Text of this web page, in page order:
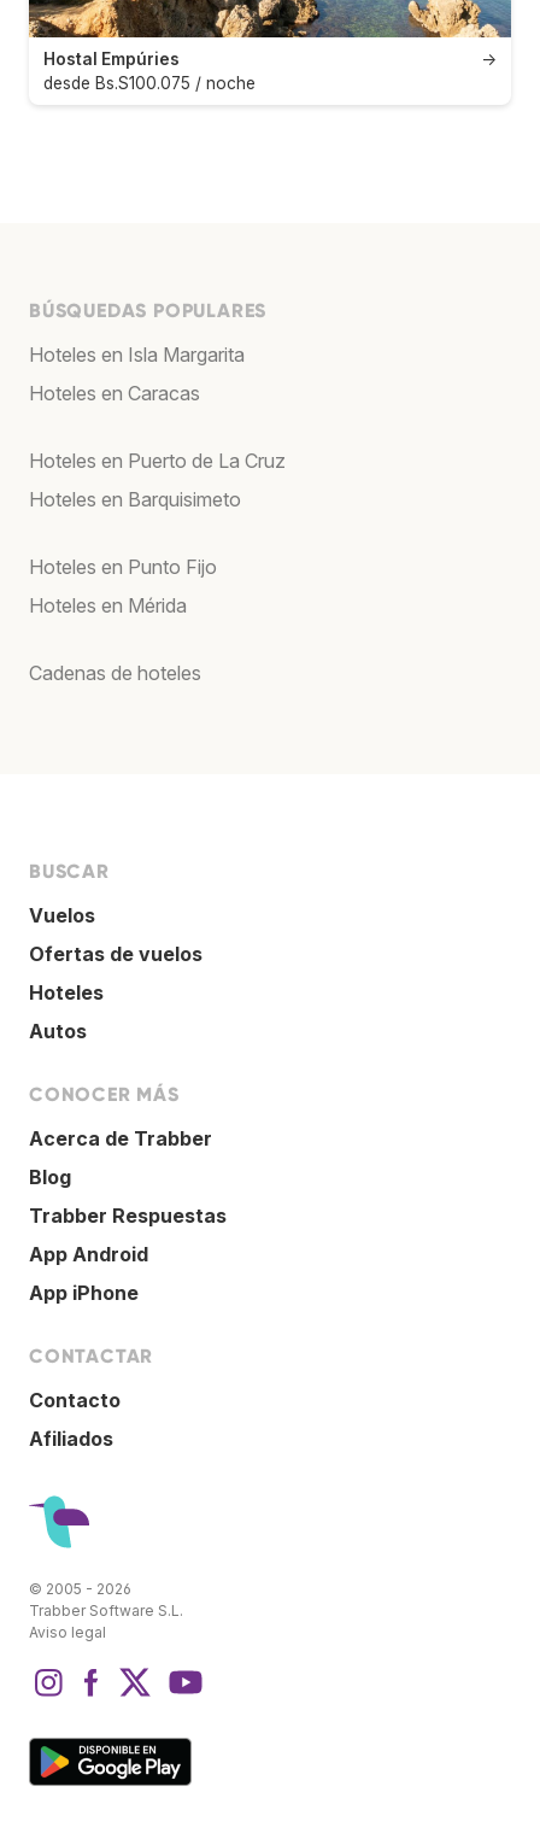
→
Hostal Empúries
desde Bs.S100.075 / noche
BÚSQUEDAS POPULARES
Hoteles en Isla Margarita
Hoteles en Caracas
Hoteles en Puerto de La Cruz
Hoteles en Barquisimeto
Hoteles en Punto Fijo
Hoteles en Mérida
Cadenas de hoteles
BUSCAR
Vuelos
Ofertas de vuelos
Hoteles
Autos
CONOCER MÁS
Acerca de Trabber
Blog
Trabber Respuestas
App Android
App iPhone
CONTACTAR
Contacto
Afiliados
© 2005 - 2026
Trabber Software S.L.
Aviso legal